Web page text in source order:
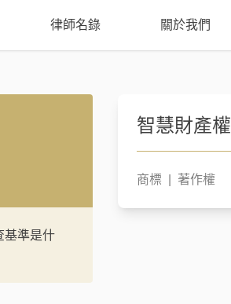
律師名錄 關於我們
基準是什
智慧財產權
商標 著作權